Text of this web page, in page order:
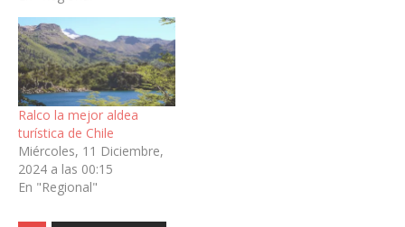
Ralco la mejor aldea
turística de Chile
Miércoles, 11 Diciembre,
2024 a las 00:15
En "Regional"